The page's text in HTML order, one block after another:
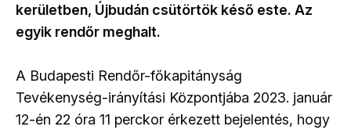
kerületben, Újbudán csütörtök késő este. Az
egyik rendőr meghalt.
A Budapesti Rendőr-főkapitányság
Tevékenység-irányítási Központjába 2023. január
12-én 22 óra 11 perckor érkezett bejelentés, hogy